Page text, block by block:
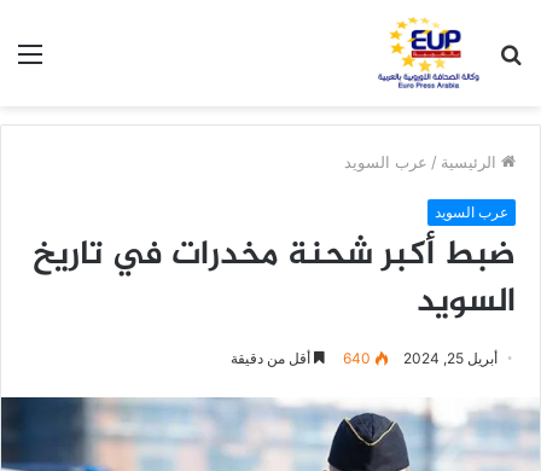
عن
الرئيسية / عرب السويد
عرب السويد
ضبط أكبر شحنة مخدرات في تاريخ
السويد
أبريل 25, 2024 640 أقل من دقيقة